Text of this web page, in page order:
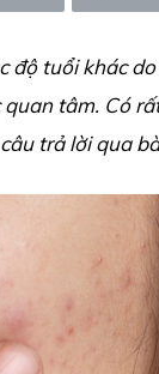
độ tuổi khác
tâm. Có
trả lời qua